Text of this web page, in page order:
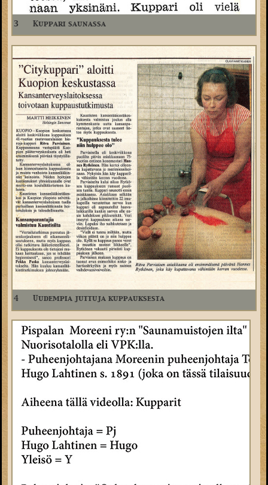
3 Kuppari saunassa
4 Uudempia juttuja kuppauksesta